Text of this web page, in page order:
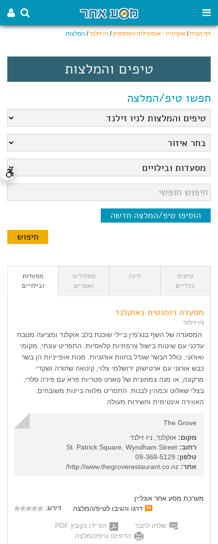
דף הבית/ אוקייניה - אוסטרליה והפסיפיק/ ניו זילנד/ המלצות
טיפים והמלצות
חפשו טיפ/המלצה
הוסיפו טיפ/המלצה חדשה
טיפים
כלליים
לינה
מסלולים
ואתרים
מסעדות
ובילויים
מסעדה רומנטית באוקלנד
ניו זילנד
המסעדה של השף בנג'מין ביילי שוכנת בלב אוקלנד ומציעה מטבח
עדכני עם שיטות בישול צרפתיות קלאסיות. התפריט עונתי, מקומי
ואורגני, כולל הבשר שגדל בחוות אורגניות. מנות אופייניות הן בשר
כבש אורגני עם ארטישוק ירושלמי צלוי, קינואה שחורה ושקדי
מרקונה; או מנה צמחונית של טארט פטריות פרא עם פירה סלרי,
בצלי שאלוט וכמהין לבנות. התפריט מלווה ביינות משובחים.
האווירה אינטימית והשירות מעולה.
The Grove
מקום: אוקלנד, ניו זילנד
רחוב:
טלפון:
אתר:
מערכת מסע אחר אונליין
דרגו והגיבו לטיפ/המלצה
דירוג:
שלחו לחבר
הורידו כקובץ PDF
הדפיסו טיפ/המלצה